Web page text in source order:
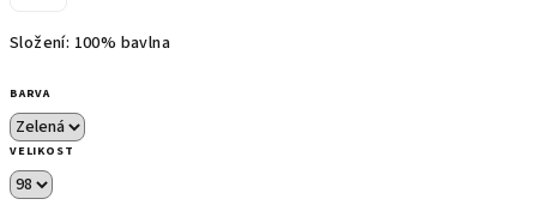
Složení: 100% bavlna
BARVA
VELIKOST